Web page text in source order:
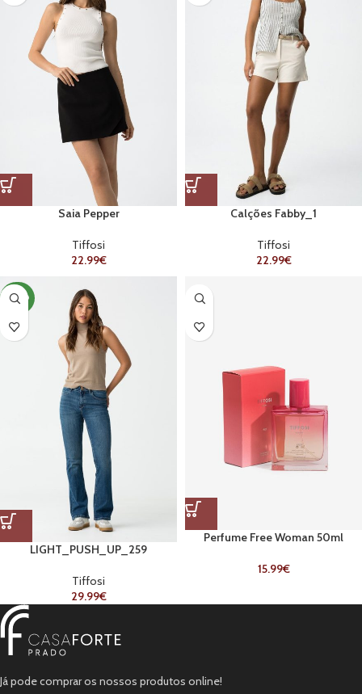
Saia Pepper
Tiffosi
22.99€
Calções Fabby_1
Tiffosi
22.99€
NOVO
LIGHT_PUSH_UP_259
Tiffosi
29.99€
Perfume Free Woman 50ml
15.99€
Já pode comprar os nossos produtos online!